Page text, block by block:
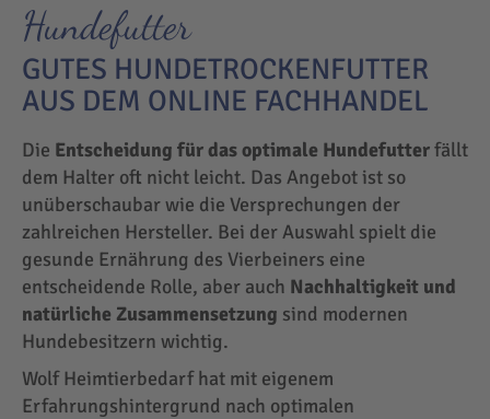
Hundefutter
GUTES HUNDETROCKENFUTTER
AUS DEM ONLINE FACHHANDEL
Die Entscheidung für das optimale Hundefutterfällt
dem Halter oft nicht leicht. Das Angebot ist so
unüberschaubar wie die Versprechungen der
zahlreichen Hersteller. Bei der Auswahl spielt die
gesunde Ernährung des Vierbeiners eine
entscheidende Rolle, aber auch Nachhaltigkeit und
natürliche Zusammensetzung sind modernen
Hundebesitzern wichtig.
Wolf Heimtierbedarf hat mit eigenem
Erfahrungshintergrund nach optimalen